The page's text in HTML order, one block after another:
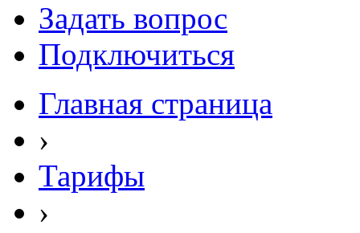
Задать вопрос
Подключиться
Главная страница
›
Тарифы
›